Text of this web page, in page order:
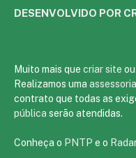
DESENVOLVIDO POR
Muito mais que criar site ou
Realizamos uma assessoria
contrato que todas as
pública serão atendidas.
Conheça o PNTP e o